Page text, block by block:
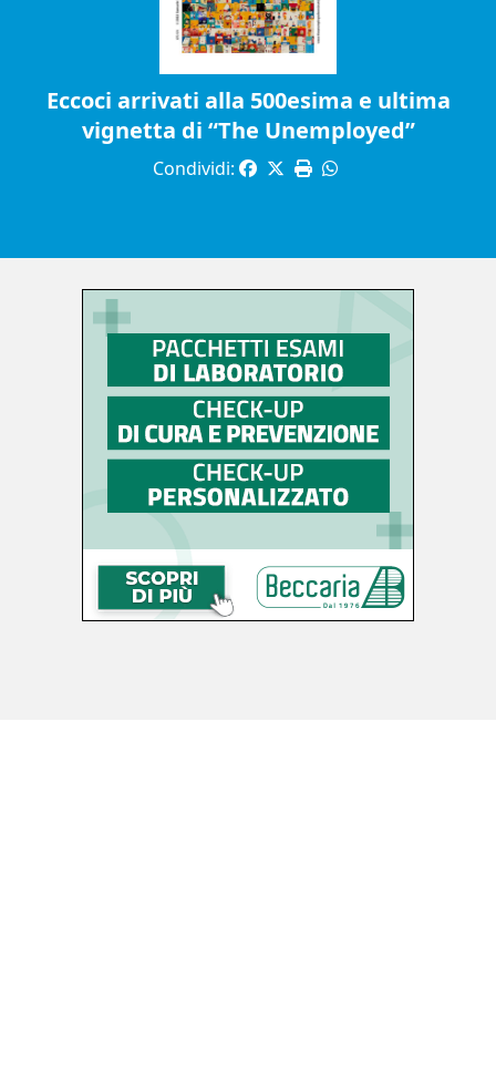
Eccoci arrivati alla 500esima e ultima
vignetta di “The Unemployed”
Condividi: